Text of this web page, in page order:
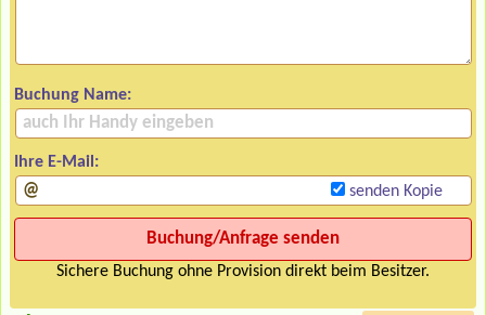
Buchung Name:
Ihre E-Mail:
senden Kopie
Sichere Buchung ohne Provision direkt beim Besitzer.